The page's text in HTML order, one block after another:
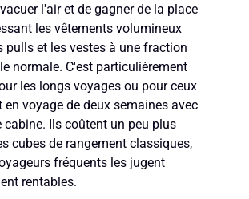
l'air et de gagner de la place
les vêtements volumineux
pulls et les vestes à une fraction
normale. C'est particulièrement
les longs voyages ou pour ceux
en voyage de deux semaines avec
cabine. Ils coûtent un peu plus
cubes de rangement classiques,
fréquents les jugent
rentables.